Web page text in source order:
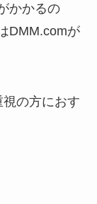
かかるの
DMM.comが
の方におす